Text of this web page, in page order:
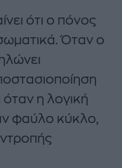
ότι ο πόνος
Όταν ο
η λογική
φαύλο κύκλο,